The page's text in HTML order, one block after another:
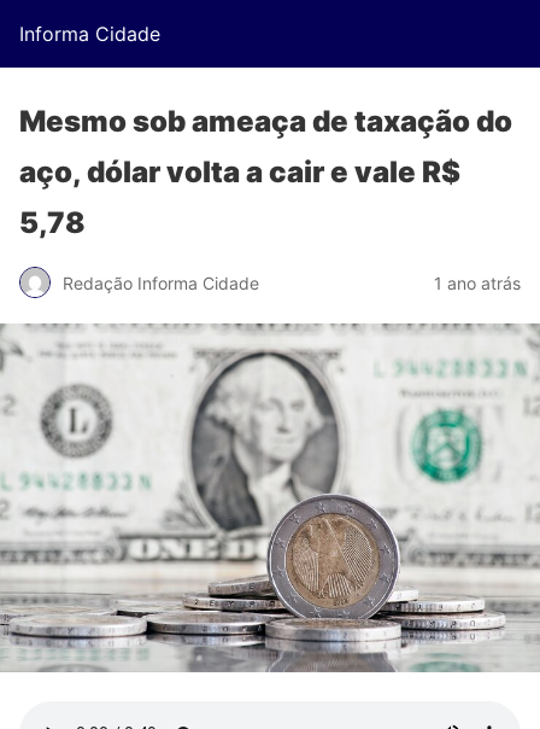
Informa Cidade
Mesmo sob ameaça de taxação do
aço, dólar volta a cair e vale R$
5,78
Redação Informa Cidade 1 ano atrás